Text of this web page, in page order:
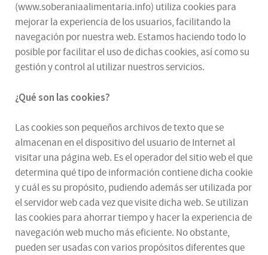
(www.soberaniaalimentaria.info) utiliza cookies para
mejorar la experiencia de los usuarios, facilitando la
navegación por nuestra web. Estamos haciendo todo lo
posible por facilitar el uso de dichas cookies, así como su
gestión y control al utilizar nuestros servicios.
¿Qué son las cookies?
Las cookies son pequeños archivos de texto que se
almacenan en el dispositivo del usuario de Internet al
visitar una página web. Es el operador del sitio web el que
determina qué tipo de información contiene dicha cookie
y cuál es su propósito, pudiendo además ser utilizada por
el servidor web cada vez que visite dicha web. Se utilizan
las cookies para ahorrar tiempo y hacer la experiencia de
navegación web mucho más eficiente. No obstante,
pueden ser usadas con varios propósitos diferentes que